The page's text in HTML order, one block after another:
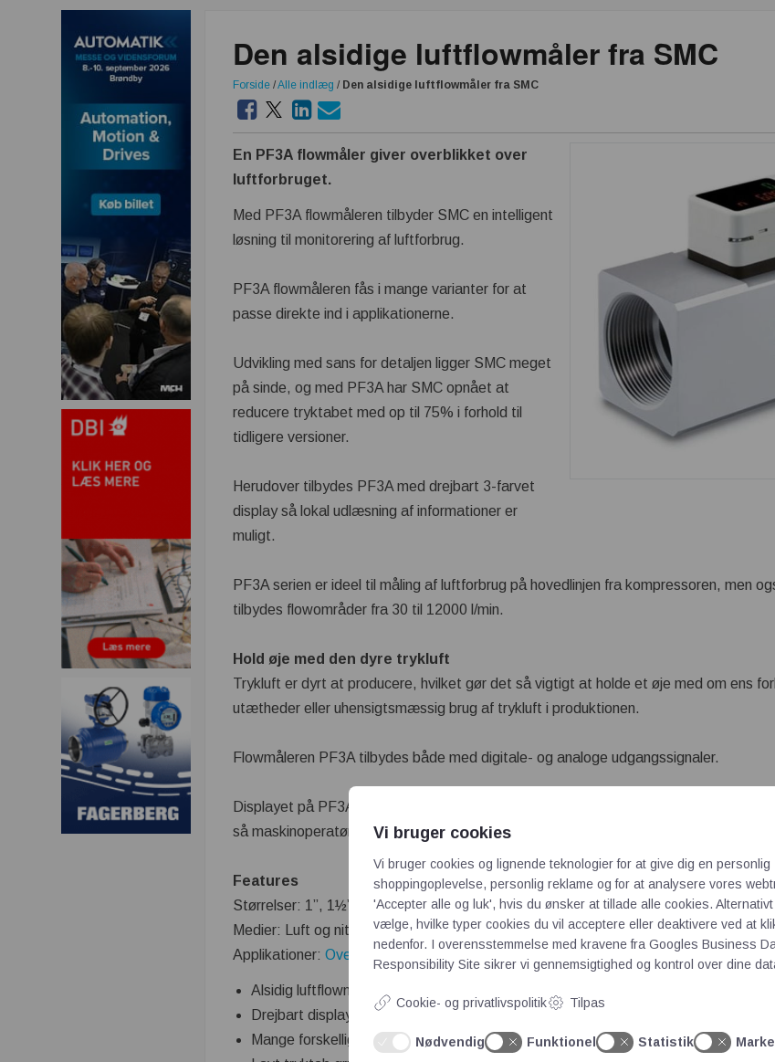
Den alsidige luftflowmåler fra SMC
Forside /Alle indlæg / Den alsidige luftflowmåler fra SMC
En PF3A flowmåler giver overblikket over
luftforbruget.
Med PF3A flowmåleren tilbyder SMC en intelligent
løsning til monitorering af luftforbrug.
PF3A flowmåleren fås i mange varianter for at
passe direkte ind i applikationerne.
Udvikling med sans for detaljen ligger SMC meget
på sinde, og med PF3A har SMC opnået at
reducere tryktabet med op til 75% i forhold til
tidligere versioner.
Herudover tilbydes PF3A med drejbart 3-farvet
display så lokal udlæsning af informationer er
muligt.
PF3A serien er ideel til måling af luftforbrug på hovedlinjen fra kompressoren, men
tilbydes flowområder fra 30 til 12000 l/min.
Hold øje med den dyre trykluft
Trykluft er dyrt at producere, hvilket gør det så vigtigt at holde et øje med om ens
utætheder eller uhensigtsmæssig brug af trykluft i produktionen.
Flowmåleren PF3A tilbydes både med digitale- og analoge udgangssignaler.
Displayet på PF3A kan indstilles således, at hvis flowet overstiger en forudindstillet
så maskinoperatøren bliver gjort opmærksom på, at luftforbruget er højere end
Features
Størrelser: 1”, 1½” og 2”
Medier: Luft og nitrogen.
Applikationer:Overvågning af hovedlinjen fra kompressor, separat
Alsidig luftflowmåler til mange formål
Drejbart display med flere farver
Mange forskellige udgangssignaler
Vi bruger cookies
Vi bruger cookies og lignende teknologier for at give dig en personlig
shoppingoplevelse, personlig reklame og for at analysere vores
'Accepter alle og luk', hvis du ønsker at tillade alle cookies.
vælge, hvilke typer cookies du vil acceptere eller deaktivere ved at
nedenfor. I overensstemmelse med kravene fra Googles Business
Responsibility Site sikrer vi gennemsigtighed og kontrol over dine
Cookie- og privatlivspolitik Tilpas
Nødvendig Funktionel Statistik